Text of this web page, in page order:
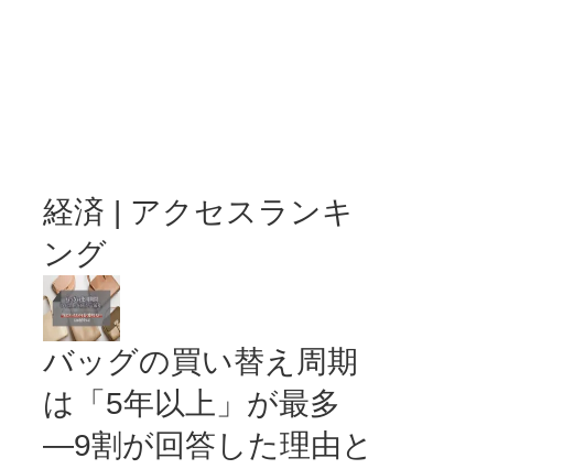
経済 | アクセスランキ
ング
バッグの買い替え周期
は「5年以上」が最多
―9割が回答した理由と